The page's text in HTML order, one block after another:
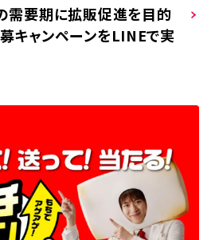
需要期に拡販促進を目的
キャンペーンをLINEで実